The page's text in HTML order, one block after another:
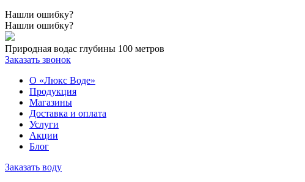
Нашли ошибку?
Нашли ошибку?
Природная водас глубины 100 метров
Заказать звонок
О «Люкс Воде»
Продукция
Магазины
Доставка и оплата
Услуги
Акции
Блог
Заказать воду